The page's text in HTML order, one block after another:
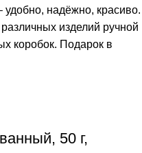
надёжно, красиво.
изделий ручной
коробок. Подарок в
50 г,